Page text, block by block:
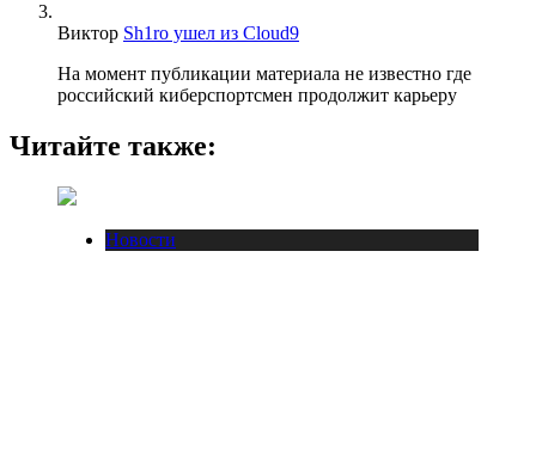
Виктор Sh1ro ушел из Cloud9
На момент публикации материала не известно где
российский киберспортсмен продолжит карьеру
Читайте также:
Новости